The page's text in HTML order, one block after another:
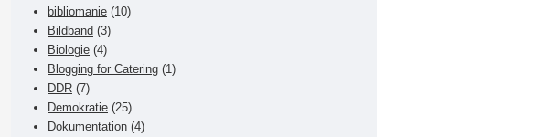
bibliomanie (10)
Bildband (3)
Biologie (4)
Blogging for Catering (1)
DDR (7)
Demokratie (25)
Dokumentation (4)